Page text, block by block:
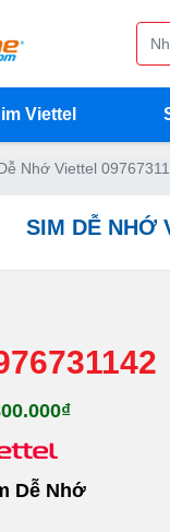
Viettel
Nhớ Viettel
SIM DỄ NHỚ
Dễ Nhớ